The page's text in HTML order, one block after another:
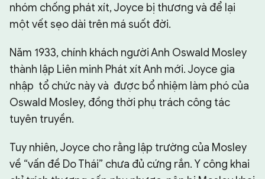
nhóm chống phát xít, Joyce bị thương và để lại
một vết sẹo dài trên má suốt đời.
Năm 1933, chính khách người Anh Oswald Mosley
thành lập Liên minh Phát xít Anh mới. Joyce gia
nhập tổ chức này và được bổ nhiệm làm phó của
Oswald Mosley, đồng thời phụ trách công tác
tuyên truyền.
Tuy nhiên, Joyce cho rằng lập trường của Mosley
về “vấn đề Do Thái” chưa đủ cứng rắn. Y công khai